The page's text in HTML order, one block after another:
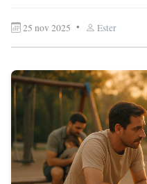
25 nov 2025 • Ester